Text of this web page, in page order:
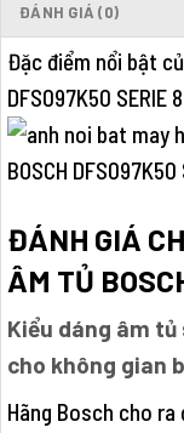
ĐÁNH GIÁ (0)
Đặc điểm nổi bật
DFS097K50 SERIE
ĐÁNH GIÁ
ÂM TỦ
Kiểu dáng âm
cho không gian
Hãng Bosch cho